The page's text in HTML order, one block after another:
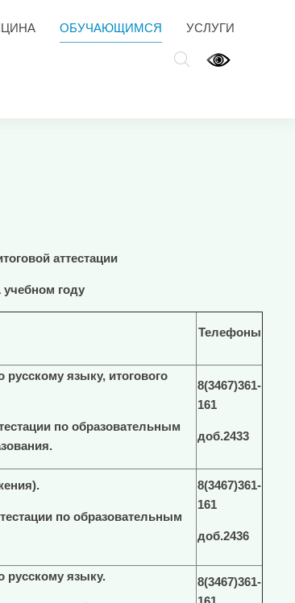
ОБУЧАЮЩИМСЯ УСЛУГИ
аттестации
учебном году
Телефоны
русскому языку, итогового
по образовательным
8(3467)361-
161
доб.2433
по образовательным
8(3467)361-
161
доб.2436
русскому языку.
8(3467)361-